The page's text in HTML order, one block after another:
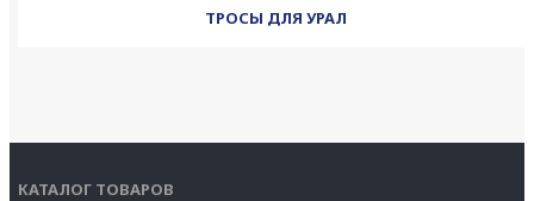
ТРОСЫ ДЛЯ УРАЛ
КАТАЛОГ ТОВАРОВ